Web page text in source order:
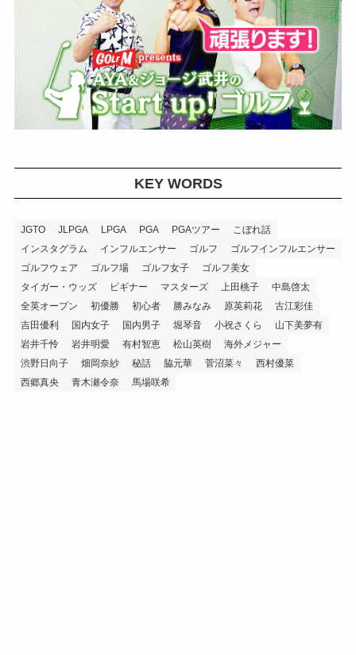
KEY WORDS
JGTO JLPGA LPGA PGA PGAツアー
こぼれ話
インスタグラム
インフルエンサー ゴルフ
ゴルフインフルエンサー
ゴルフウェア
ゴルフ場 ゴルフ女子
ゴルフ美女
タイガー・ウッズ
ビギナー マスターズ 上田桃子
中島啓太
全英オープン
初優勝 初心者 勝みなみ 原英莉花
古江彩佳
吉田優利
国内女子 国内男子 堀琴音 小祝さくら
山下美夢有
岩井千怜
岩井明愛 有村智恵 松山英樹
海外メジャー
渋野日向子
畑岡奈紗 秘話 脇元華 菅沼菜々
西村優菜
西郷真央
青木瀬令奈 馬場咲希